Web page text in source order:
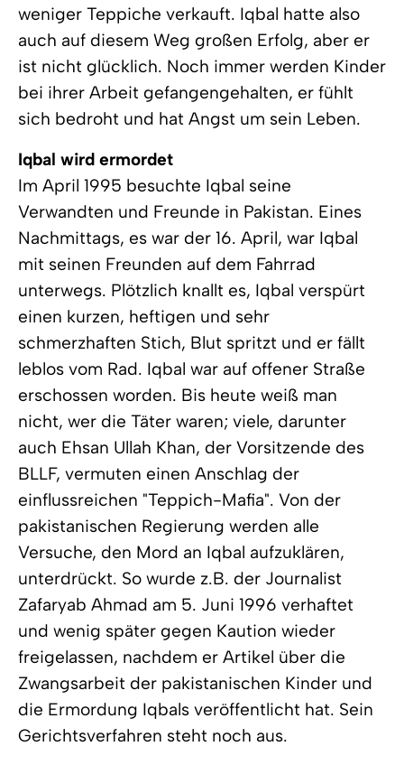
weniger Teppiche verkauft. Iqbal hatte also
auch auf diesem Weg großen Erfolg, aber er
ist nicht glücklich. Noch immer werden Kinder
bei ihrer Arbeit gefangengehalten, er fühlt
sich bedroht und hat Angst um sein Leben.
Iqbal wird ermordet
Im April 1995 besuchte Iqbal seine
Verwandten und Freunde in Pakistan. Eines
Nachmittags, es war der 16. April, war Iqbal
mit seinen Freunden auf dem Fahrrad
unterwegs. Plötzlich knallt es, Iqbal verspürt
einen kurzen, heftigen und sehr
schmerzhaften Stich, Blut spritzt und er fällt
leblos vom Rad. Iqbal war auf offener Straße
erschossen worden. Bis heute weiß man
nicht, wer die Täter waren; viele, darunter
auch Ehsan Ullah Khan, der Vorsitzende des
BLLF, vermuten einen Anschlag der
einflussreichen "Teppich-Mafia". Von der
pakistanischen Regierung werden alle
Versuche, den Mord an Iqbal aufzuklären,
unterdrückt. So wurde z.B. der Journalist
Zafaryab Ahmad am 5. Juni 1996 verhaftet
und wenig später gegen Kaution wieder
freigelassen, nachdem er Artikel über die
Zwangsarbeit der pakistanischen Kinder und
die Ermordung Iqbals veröffentlicht hat. Sein
Gerichtsverfahren steht noch aus.